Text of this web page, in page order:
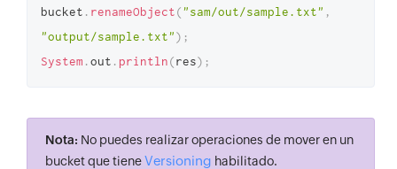
bucket . renameObject("sam/out/sample.txt" ,
"output/sample.txt") ;
System .out . println(res) ;
Nota: No puedes realizar operaciones de mover en un
bucket que tieneVersioning habilitado.